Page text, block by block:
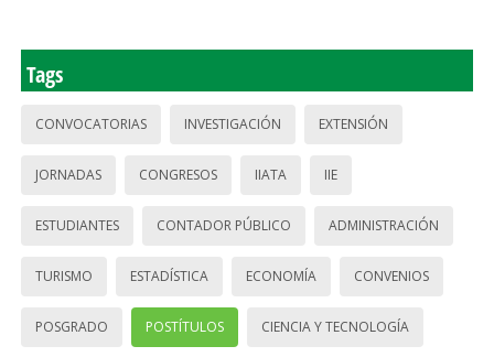
Tags
CONVOCATORIAS INVESTIGACIÓN EXTENSIÓN
JORNADAS CONGRESOS IIATA IIE
ESTUDIANTES CONTADOR PÚBLICO ADMINISTRACIÓN
TURISMO ESTADÍSTICA ECONOMÍA CONVENIOS
POSGRADO POSTÍTULOS CIENCIA Y TECNOLOGÍA